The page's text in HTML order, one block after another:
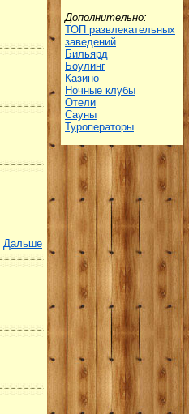
Дальше
Дополнительно:
ТОП развлекательных
заведений
Бильярд
Боулинг
Казино
Ночные клубы
Отели
Сауны
Туроператоры